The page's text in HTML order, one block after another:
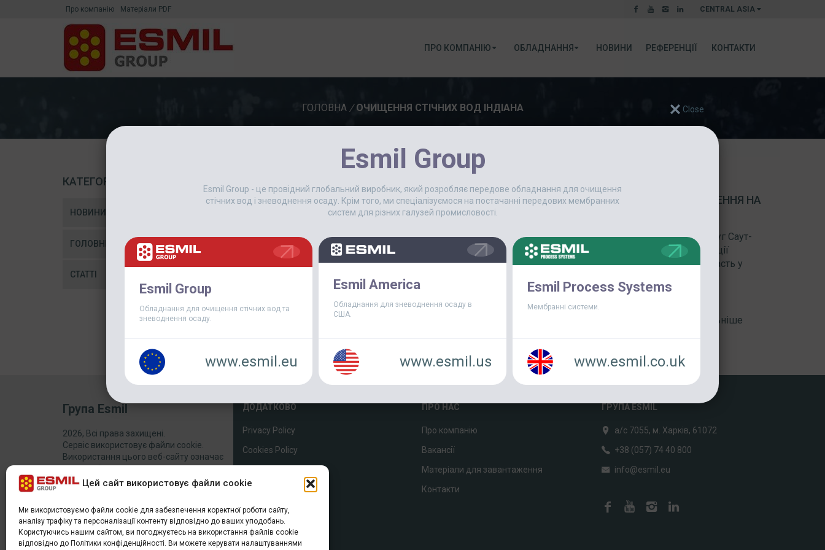
Цей сайт використовує файли cookie
Ми використовуємо файли cookie для забезпечення коректної роботи сайту,
аналізу трафіку та персоналізації контенту відповідно до ваших уподобань.
Користуючись нашим сайтом, ви погоджуєтесь на використання файлів cookie
відповідно до Політики конфіденційності. Ви можете керувати налаштуваннями
Про компанію Матеріали PDF CENTRAL ASIA
ПРО КОМПАНІЮ ОБЛАДНАННЯ НОВИНИ РЕФЕРЕНЦІЇ КОНТАКТИ
ГОЛОВНА/ОЧИЩЕННЯ СТІЧНИХ ВОД ІНДІАНА
ESMIL ДЕМОНСТРУЄ ЕФЕКТИВНІСТЬ ТЕХНОЛОГІЇ ЗНЕВОДНЕННЯ НА
КОНФЕРЕНЦІЇ SIOA В ІНДІАНІ
Дата: 26 березня 2025 року Місце: Регіональний каналізаційний округ Саут-
Дірборн, Лоуренсбург, Індіана Подія: Конференція Південної Асоціації
Операторів Індіани (SIOA) 26 березня компанія ESMIL Corp. взяла участь у
щорічній конференції SIOA, яка відбулась[...]
Детальніше
КАТЕГОРІЇ
НОВИНИ
ГОЛОВНІ НОВИНИ
СТАТТІ
Група Esmil
2026, Всі права захищені.
Сервіс використовує файли cookie.
Використання цього веб-сайту означає
згоду на їх створення та використання.
ДОДАТКОВО
Privacy Policy
Cookies Policy
ПРО НАС
Про компанію
Вакансії
Матеріали для завантаження
Контакти
ГРУПА ESMIL
а/с 7055, м. Харків, 61072
+38 (057) 74 40 800
info@esmil.eu
Esmil Group
Esmil Group - це провідний глобальний виробник, який розробляє передове обладнання для очищення
стічних вод і зневоднення осаду. Крім того, ми спеціалізуємося на постачанні передових мембранних
систем для різних галузей промисловості.
Esmil Group
Обладнання для очищення стічних вод та
зневоднення осаду.
www.esmil.eu
Esmil America
Обладнання для зневоднення осаду в
США.
www.esmil.us
Esmil Process Systems
Мембранні системи.
www.esmil.co.uk